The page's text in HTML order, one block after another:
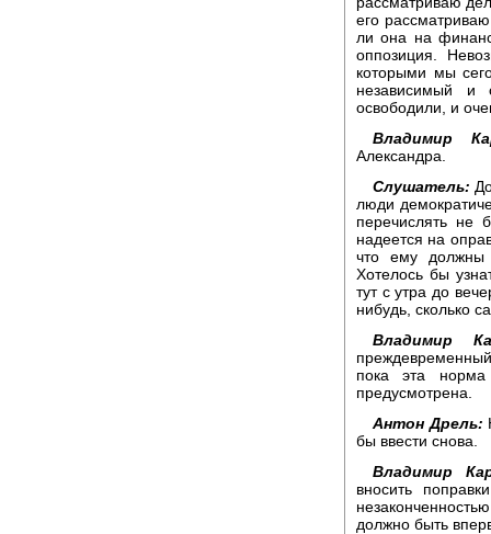
его
ли она на
оппозиция.
которыми мы
независимый и
освободили, и
Владимир
Александра.
Слушатель:
люди
перечислять не
надеется на
что ему должны
Хотелось бы
тут с утра до
нибудь, сколько
Владимир
пока эта норма
предусмотрена.
Антон Дрель:
бы ввести снова.
Владимир
вносить
должно быть